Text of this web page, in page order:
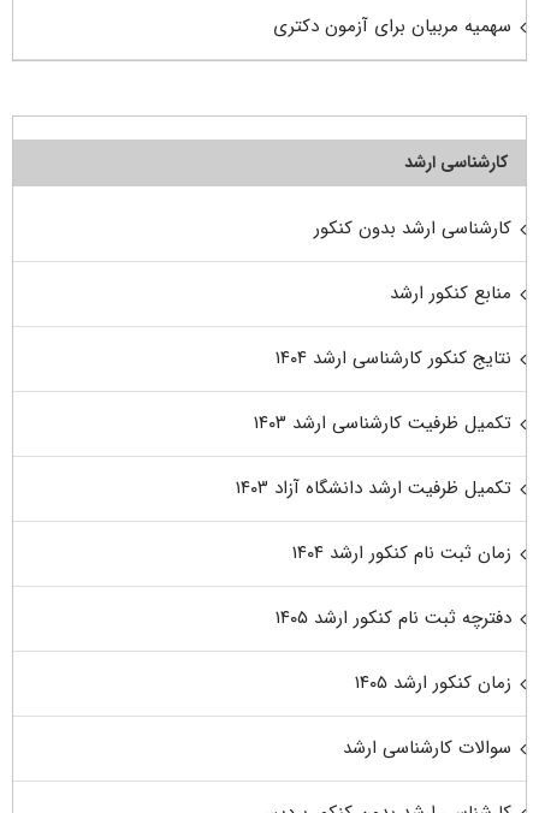
سهمیه مربیان برای آزمون دکتری
کارشناسی ارشد
کارشناسی ارشد بدون کنکور
منابع کنکور ارشد
نتایج کنکور کارشناسی ارشد ۱۴۰۴
تکمیل ظرفیت کارشناسی ارشد ۱۴۰۳
تکمیل ظرفیت ارشد دانشگاه آزاد ۱۴۰۳
زمان ثبت نام کنکور ارشد ۱۴۰۴
دفترچه ثبت نام کنکور ارشد ۱۴۰۵
زمان کنکور ارشد ۱۴۰۵
سوالات کارشناسی ارشد